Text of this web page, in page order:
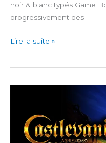
noir & blanc typés Game
progressivement des
Evoland
Edition
Lire la suite »